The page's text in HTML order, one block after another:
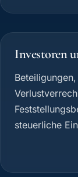
Investoren
steuerliche